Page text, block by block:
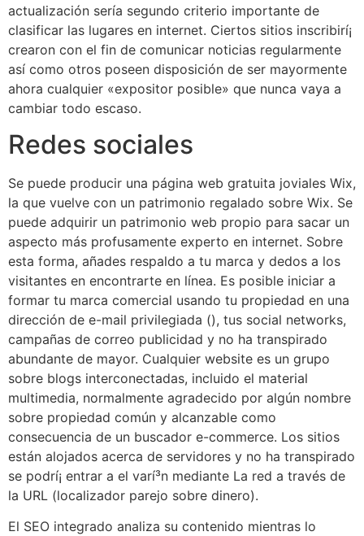
actualización serí­a segundo criterio importante de
clasificar las lugares en internet. Ciertos sitios inscribirí¡
crearon con el fin de comunicar noticias regularmente
así­ como otros poseen disposición de ser mayormente
ahora cualquier «expositor posible» que nunca vaya a
cambiar todo escaso.
Redes sociales
Se puede producir una página web gratuita joviales Wix,
la que vuelve con un patrimonio regalado sobre Wix. Se
puede adquirir un patrimonio web propio para sacar un
aspecto más profusamente experto en internet. Sobre
esta forma, añades respaldo a tu marca y dedos a los
visitantes en encontrarte en línea. Es posible iniciar a
formar tu marca comercial usando tu propiedad en una
dirección de e-mail privilegiada (), tus social networks,
campañas de correo publicidad y no ha transpirado
abundante de mayor. Cualquier website es un grupo
sobre blogs interconectadas, incluido el material
multimedia, normalmente agradecido por algún nombre
sobre propiedad común y alcanzable como
consecuencia de un buscador e-commerce. Los sitios
están alojados acerca de servidores y no ha transpirado
se podrí¡ entrar a el varí³n mediante La red a través de
la URL (localizador parejo sobre dinero).
El SEO integrado analiza su contenido mientras lo